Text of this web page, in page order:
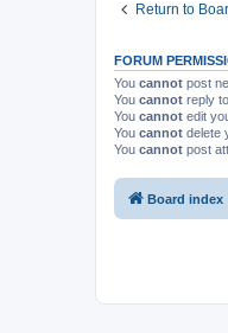
Return to
FORUM
You cannot post
You cannot reply
You cannot edit
You cannot delete
You cannot post
Board index